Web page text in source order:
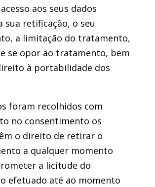
aos seus dados
sua retificação, o seu
a limitação do tratamento,
se opor ao tratamento, bem
à portabilidade dos
foram recolhidos com
no consentimento os
o direito de retirar o
a qualquer momento
a licitude do
efetuado até ao momento